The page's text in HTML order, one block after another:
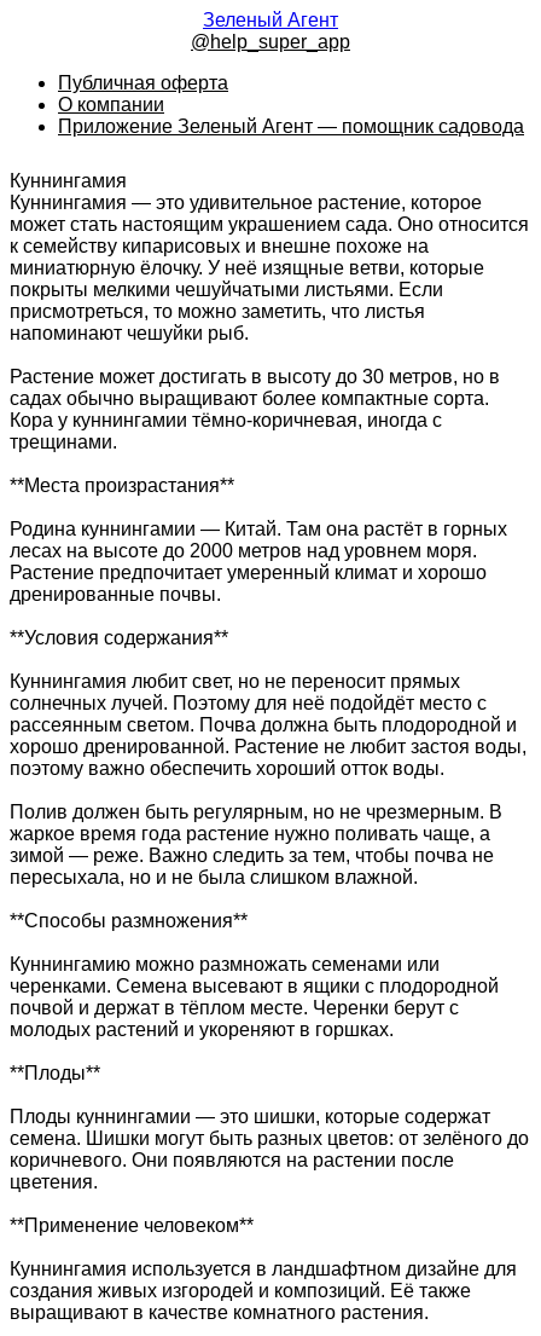
Зеленый Агент
@help_super_app
Публичная оферта
О компании
Приложение Зеленый Агент — помощник садовода
Куннингамия
Куннингамия — это удивительное растение, которое
может стать настоящим украшением сада. Оно относится
к семейству кипарисовых и внешне похоже на
миниатюрную ёлочку. У неё изящные ветви, которые
покрыты мелкими чешуйчатыми листьями. Если
присмотреться, то можно заметить, что листья
напоминают чешуйки рыб.
Растение может достигать в высоту до 30 метров, но в
садах обычно выращивают более компактные сорта.
Кора у куннингамии тёмно-коричневая, иногда с
трещинами.
**Места произрастания**
Родина куннингамии — Китай. Там она растёт в горных
лесах на высоте до 2000 метров над уровнем моря.
Растение предпочитает умеренный климат и хорошо
дренированные почвы.
**Условия содержания**
Куннингамия любит свет, но не переносит прямых
солнечных лучей. Поэтому для неё подойдёт место с
рассеянным светом. Почва должна быть плодородной и
хорошо дренированной. Растение не любит застоя воды,
поэтому важно обеспечить хороший отток воды.
Полив должен быть регулярным, но не чрезмерным. В
жаркое время года растение нужно поливать чаще, а
зимой — реже. Важно следить за тем, чтобы почва не
пересыхала, но и не была слишком влажной.
**Способы размножения**
Куннингамию можно размножать семенами или
черенками. Семена высевают в ящики с плодородной
почвой и держат в тёплом месте. Черенки берут с
молодых растений и укореняют в горшках.
**Плоды**
Плоды куннингамии — это шишки, которые содержат
семена. Шишки могут быть разных цветов: от зелёного до
коричневого. Они появляются на растении после
цветения.
**Применение человеком**
Куннингамия используется в ландшафтном дизайне для
создания живых изгородей и композиций. Её также
выращивают в качестве комнатного растения.